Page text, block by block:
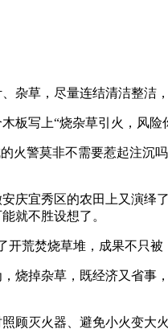
草，尽量连结清洁整洁
写上“烧杂草引火，风险
警莫非不需要惹起注沉
宜秀区的农田上又演绎
就不胜设想了。
荒焚烧草堆，成果不只被
掉杂草，既经济又省事
灭火器、避免小火变大火